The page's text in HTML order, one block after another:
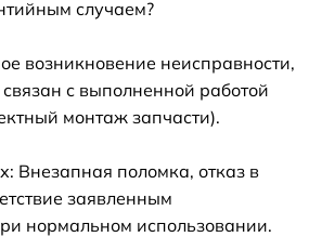
случаем?
возникновение неисправности,
с выполненной работой
монтаж запчасти).
Внезапная поломка, отказ в
заявленным
нормальном использовании.